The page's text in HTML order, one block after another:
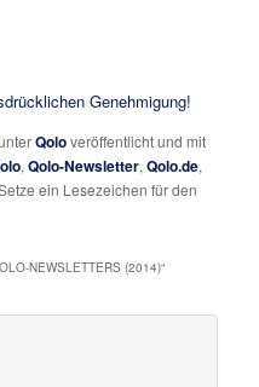
Genehmigung!
Qoloveröffentlicht und mit
,Qolo-Newsletter,Qolo.de,
ein Lesezeichen für den
NEWSLETTERS (2014)“